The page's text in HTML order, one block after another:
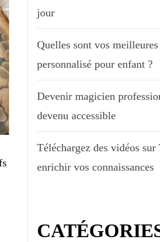
jour
Quelles sont vos meilleures
personnalisé pour enfant ?
Devenir magicien
devenu accessible
Téléchargez des vidéos
enrichir vos connaissances